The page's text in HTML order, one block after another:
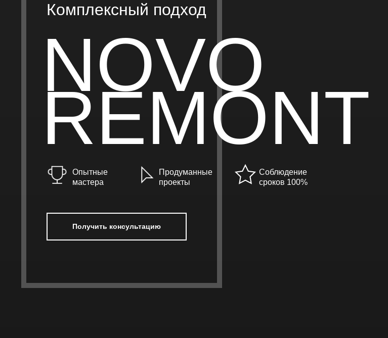
NOVO
REMONT
Получить консультацию
Опытные
мастера
Продуманные
проекты
Соблюдение
сроков 100%
Комплексный подход